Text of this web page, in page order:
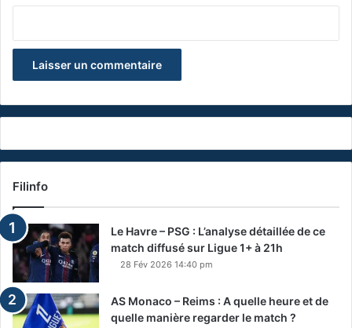
Filinfo
Le Havre – PSG : L’analyse détaillée de ce
match diffusé sur Ligue 1+ à 21h
28 Fév 2026 14:40 pm
AS Monaco – Reims : A quelle heure et de
quelle manière regarder le match ?